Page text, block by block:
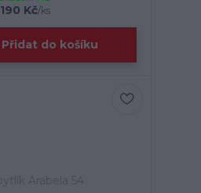
190 Kč/ks
Přidat do košíku